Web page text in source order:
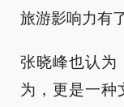
旅游影响力有
张晓峰也认为
为，更是一种